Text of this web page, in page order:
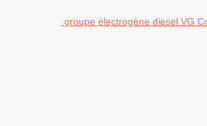
groupe électrogène diesel VG